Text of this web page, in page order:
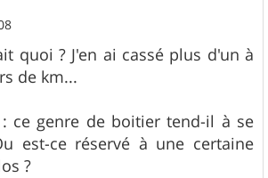
quoi ? J'en ai cassé plus d'un à
de km...
ce genre de boitier tend-il à se
est-ce réservé à une certaine
?